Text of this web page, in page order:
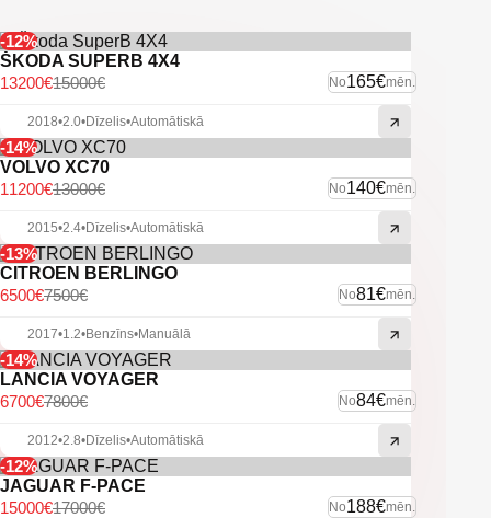
-12%
ŠKODA SUPERB 4X4
No165€mēn.
15000€
13200€
2018•2.0•Dīzelis•Automātiskā
-14%
VOLVO XC70
No140€mēn.
13000€
11200€
2015•2.4•Dīzelis•Automātiskā
-13%
CITROEN BERLINGO
No81€mēn.
7500€
6500€
2017•1.2•Benzīns•Manuālā
-14%
LANCIA VOYAGER
No84€mēn.
7800€
6700€
2012•2.8•Dīzelis•Automātiskā
-12%
JAGUAR F-PACE
No188€mēn.
17000€
15000€